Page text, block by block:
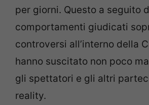
per giorni. Questo a seguito
comportamenti giudicati
controversi all’interno della
hanno suscitato non poco
gli spettatori e gli altri
reality.